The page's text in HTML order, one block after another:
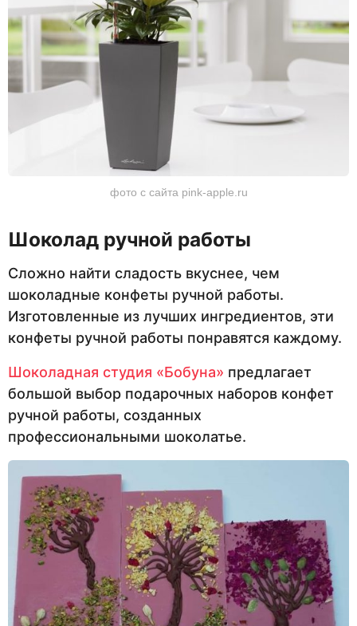
фото с сайта pink-apple.ru
Шоколад ручной работы
Сложно найти сладость вкуснее, чем
шоколадные конфеты ручной работы.
Изготовленные из лучших ингредиентов, эти
конфеты ручной работы понравятся каждому.
Шоколадная студия «Бобуна» предлагает
большой выбор подарочных наборов конфет
ручной работы, созданных
профессиональными шоколатье.